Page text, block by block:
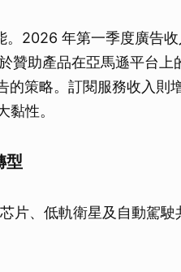
。2026 年第一季度廣告
贊助產品在亞馬遜平台上
策略。訂閱服務收入則
性。
型
片、低軌衛星及自動駕駛